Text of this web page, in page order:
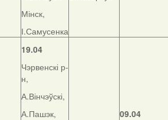
Мінск,
І.Самусенка
19.04
Чэрвенскі р-
н,
А.Вінчэўскі,
А.Пашэк,
09.04